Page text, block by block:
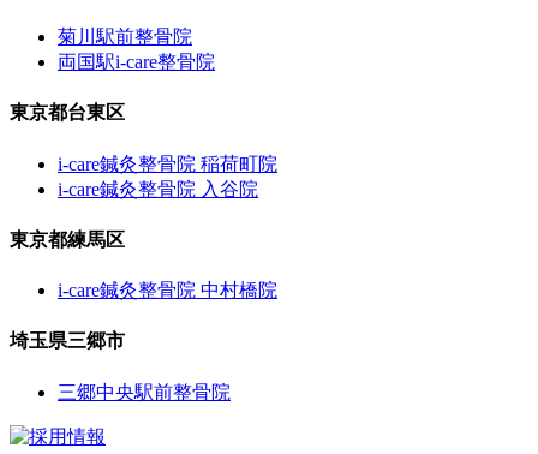
菊川駅前整骨院
両国駅i-care整骨院
東京都台東区
i-care鍼灸整骨院 稲荷町院
i-care鍼灸整骨院 入谷院
東京都練馬区
i-care鍼灸整骨院 中村橋院
埼玉県三郷市
三郷中央駅前整骨院